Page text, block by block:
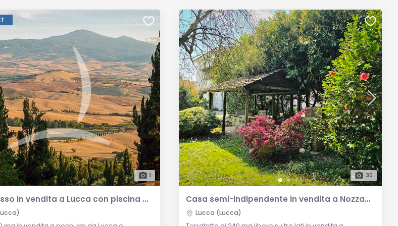
1
Villa di lusso in vendita a Lucca con piscina e parco
30
Casa semi-indipendente in vendita a Nozzano, Lucca
Lucca (Lucca)